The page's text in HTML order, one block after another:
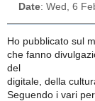
Date: Wed, 6
Ho pubblicato sul
che fanno
del
digitale, della
Seguendo i vari